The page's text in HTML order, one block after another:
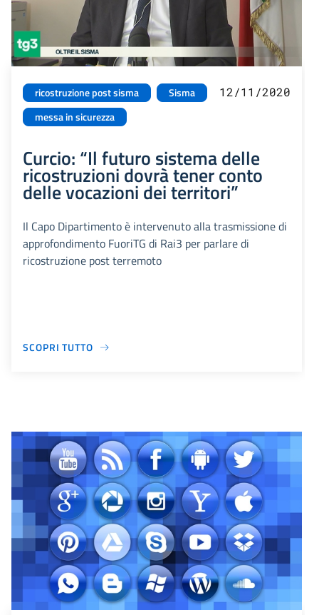
ricostruzione post sisma
Sisma
messa in sicurezza
12/11/2020
Curcio: “Il futuro sistema delle
ricostruzioni dovrà tener conto
delle vocazioni dei territori”
Il Capo Dipartimento è intervenuto alla trasmissione di
approfondimento FuoriTG di Rai3 per parlare di
ricostruzione post terremoto
SCOPRI TUTTO